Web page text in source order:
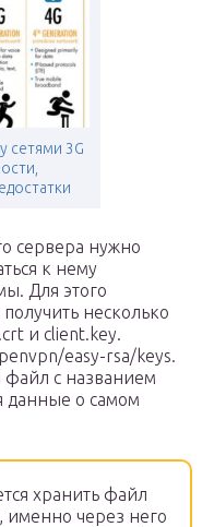
сетями 3G
сервера нужно
к нему
Для этого
несколько
и client.key.
easy-rsa/keys.
файл с названием
данные о самом
хранить файл
именно через него